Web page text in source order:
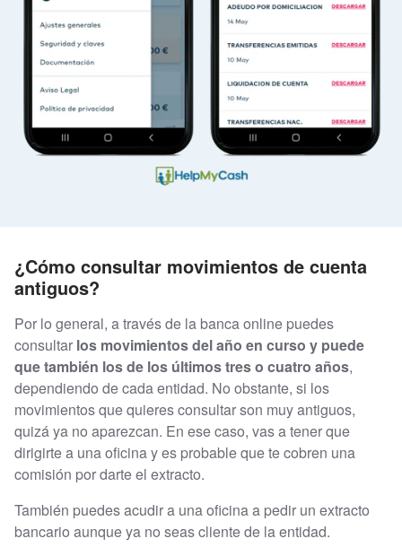
¿Cómo consultar movimientos de cuenta
antiguos?
Por lo general, a través de la banca online puedes
consultar los movimientos del año en curso y puede
que también los de los últimos tres o cuatro años,
dependiendo de cada entidad. No obstante, si los
movimientos que quieres consultar son muy antiguos,
quizá ya no aparezcan. En ese caso, vas a tener que
dirigirte a una oficina y es probable que te cobren una
comisión por darte el extracto.
También puedes acudir a una oficina a pedir un extracto
bancario aunque ya no seas cliente de la entidad.